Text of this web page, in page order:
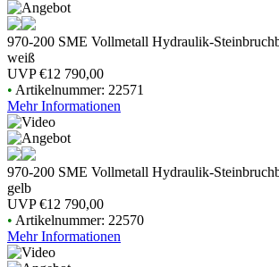
970-200 SME Vollmetall Hydraulik-
weiß
UVP€12 790,00
• Artikelnummer: 22571
Mehr Informationen
970-200 SME Vollmetall Hydraulik-
gelb
UVP€12 790,00
• Artikelnummer: 22570
Mehr Informationen